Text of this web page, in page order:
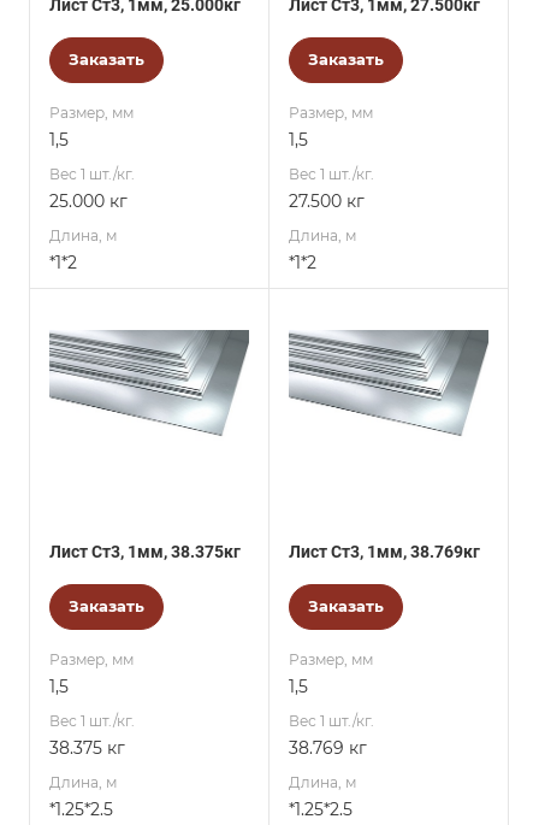
Лист Ст3, 1мм, 25.000кг
Заказать
Размер, мм
1,5
Вес 1 шт./кг.
25.000 кг
Длина, м
*1*2
Лист Ст3, 1мм, 27.500кг
Заказать
Размер, мм
1,5
Вес 1 шт./кг.
27.500 кг
Длина, м
*1*2
Лист Ст3, 1мм, 38.375кг
Заказать
Размер, мм
1,5
Вес 1 шт./кг.
38.375 кг
Длина, м
*1.25*2.5
Лист Ст3, 1мм, 38.769кг
Заказать
Размер, мм
1,5
Вес 1 шт./кг.
38.769 кг
Длина, м
*1.25*2.5